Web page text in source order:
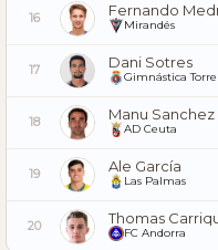
16 Fernando
Mirandés
17 Dani Sotres
Gimnástica
18 Manu Sanchez
AD Ceuta
19 Ale García
Las Palmas
20 Thomas
FC Andorra